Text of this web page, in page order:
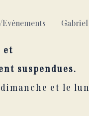
et
suspendues.
et le